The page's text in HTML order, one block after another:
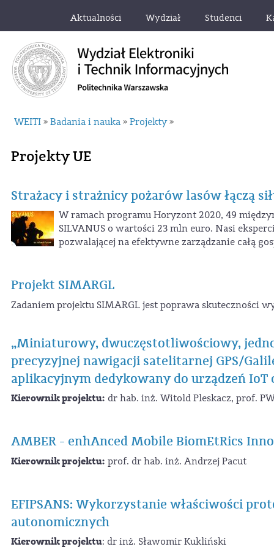
Aktualności Wydział Studenci
WEITI » Badania i nauka » Projekty »
Projekty UE
Strażacy i strażnicy pożarów lasów łączą
W ramach programu Horyzont 2020, 49
SILVANUS o wartości 23 mln euro. Nasi
pozwalającej na efektywne zarządzanie całą
Projekt SIMARGL
Zadaniem projektu SIMARGL jest poprawa skuteczności
„Miniaturowy, dwuczęstotliwościowy,
precyzyjnej nawigacji satelitarnej GPS/
aplikacyjnym dedykowany do urządzeń IoT
Kierownik projektu: dr hab. inż. Witold Pleskacz, prof.
AMBER - enhAnced Mobile BiomEtRics
Kierownik projektu: prof. dr hab. inż. Andrzej Pacut
EFIPSANS: Wykorzystanie właściwości
autonomicznych
Kierownik projektu: dr inż. Sławomir Kukliński